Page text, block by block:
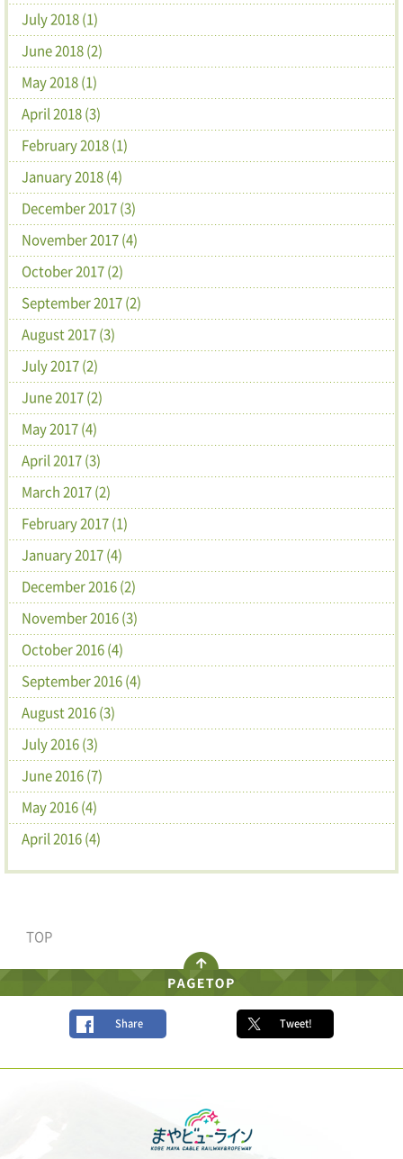
July 2018 (1)
June 2018 (2)
May 2018 (1)
April 2018 (3)
February 2018 (1)
January 2018 (4)
December 2017 (3)
November 2017 (4)
October 2017 (2)
September 2017 (2)
August 2017 (3)
July 2017 (2)
June 2017 (2)
May 2017 (4)
April 2017 (3)
March 2017 (2)
February 2017 (1)
January 2017 (4)
December 2016 (2)
November 2016 (3)
October 2016 (4)
September 2016 (4)
August 2016 (3)
July 2016 (3)
June 2016 (7)
May 2016 (4)
April 2016 (4)
TOP
Share Tweet!